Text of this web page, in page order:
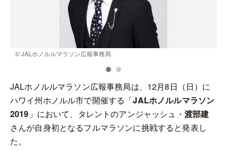
© JALホノルルマラソン広報事務局
JALホノルルマラソン広報事務局は、12月8日（日）に
ハワイ州ホノルル市で開催する「JALホノルルマラソン
2019 」において、タレントのアンジャッシュ・ 渡部建
さんが自身初となるフルマラソンに挑戦すると発表し
た。